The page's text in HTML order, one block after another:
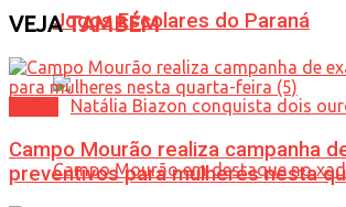
Jogos Escolares do Paraná
VEJATAMBÉM
Campo Mourão realiza campanha
preventivos para mulheres nesta